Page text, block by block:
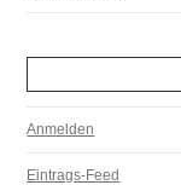
Anmelden
Eintrags-Feed